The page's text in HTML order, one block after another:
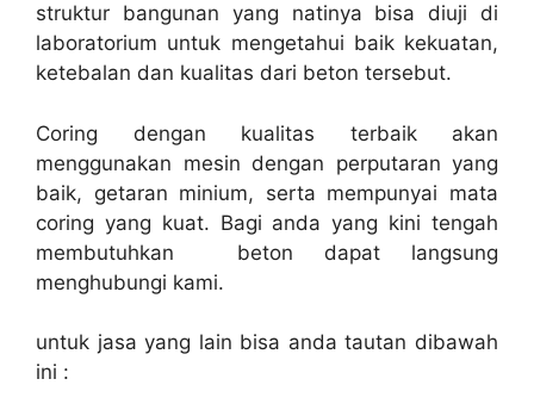
struktur bangunan yang natinya bisa diuji di
laboratorium untuk mengetahui baik kekuatan,
ketebalan dan kualitas dari beton tersebut.
Coring dengan kualitas terbaik akan
menggunakan mesin dengan perputaran yang
baik, getaran minium, serta mempunyai mata
coring yang kuat. Bagi anda yang kini tengah
membutuhkan beton dapat langsung
menghubungi kami.
untuk jasa yang lain bisa anda tautan dibawah
ini :